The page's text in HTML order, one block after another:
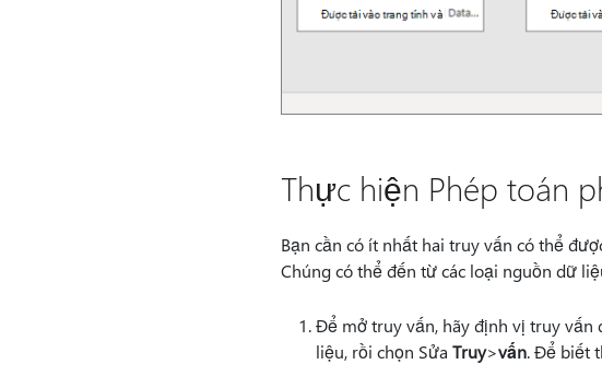
Thực hiện Phép toán
Bạn cần có ít nhất hai truy vấn có thể
Chúng có thể đến từ các loại nguồn dữ
Để mở truy vấn, hãy định vị truy vấn
liệu, rồi chọn Sửa Truy>vấn. Để biết